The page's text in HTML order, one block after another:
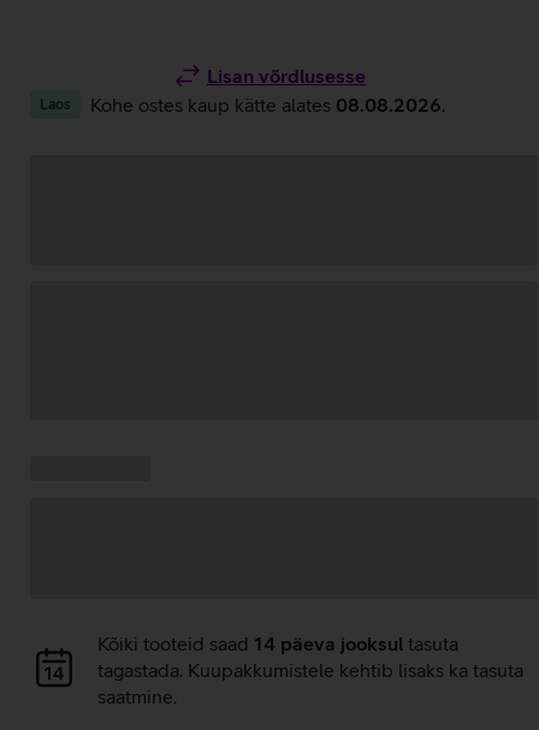
Lisan võrdlusesse
Laos Kohe ostes kaup kätte alates 08.08.2026
Andmete
laadimine
Kõiki tooteid saad 14 päeva jooksul tasuta
tagastada. Kuupakkumistele kehtib lisaks ka tasuta
saatmine.